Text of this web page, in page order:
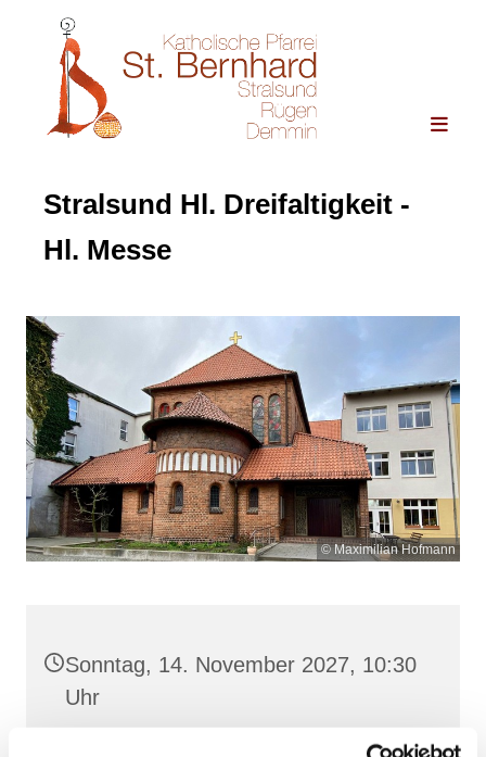
Stralsund Hl. Dreifaltigkeit -
Hl. Messe
© Maximilian Hofmann
Sonntag, 14. November 2027, 10:30
Uhr